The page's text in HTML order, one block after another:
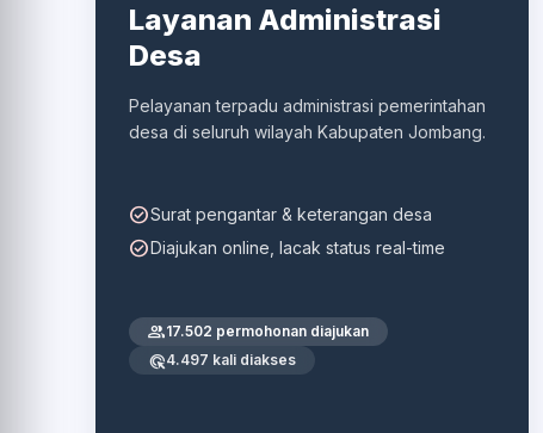
Layanan Administrasi
Desa
Pelayanan terpadu administrasi pemerintahan
desa di seluruh wilayah Kabupaten Jombang.
check_circleSurat pengantar & keterangan desa
check_circleDiajukan online, lacak status real-time
people17.502 permohonan diajukan
ads_click4.497 kali diakses